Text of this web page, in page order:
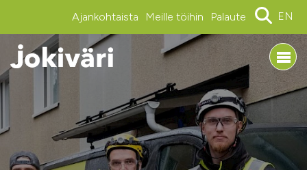
Ajankohtaista Meille töihin Palaute EN